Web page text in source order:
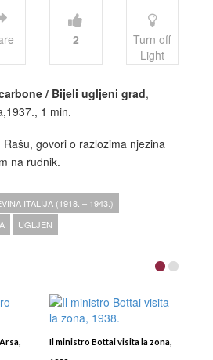
2
Turn off
Light
/ Bijeli ugljeni grad,
1 min.
govori o razlozima njezina
na rudnik.
ITALIJA (1918. – 1943.)
UGLJEN
Il ministro Bottai visita la zona,